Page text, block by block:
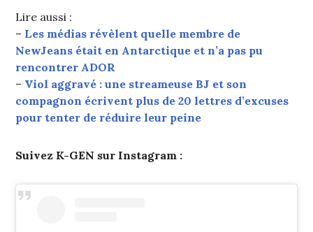
Lire aussi :
– Les médias révèlent quelle membre de
NewJeans était en Antarctique et n’a pas pu
rencontrer ADOR
– Viol aggravé : une streameuse BJ et son
compagnon écrivent plus de 20 lettres d’excuses
pour tenter de réduire leur peine
Suivez K-GEN sur Instagram :